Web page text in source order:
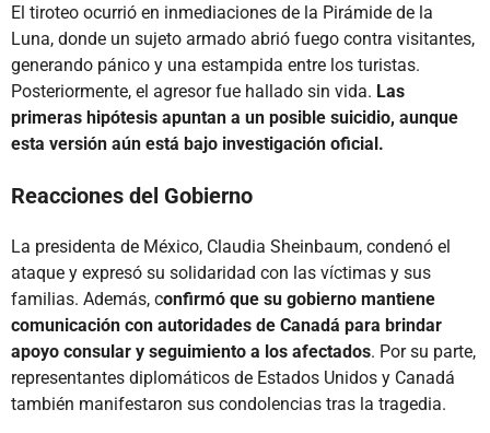
El tiroteo ocurrió en inmediaciones de la Pirámide de la
Luna, donde un sujeto armado abrió fuego contra visitantes,
generando pánico y una estampida entre los turistas.
Posteriormente, el agresor fue hallado sin vida. Las
primeras hipótesis apuntan a un posible suicidio, aunque
esta versión aún está bajo investigación oficial.
Reacciones del Gobierno
La presidenta de México, Claudia Sheinbaum, condenó el
ataque y expresó su solidaridad con las víctimas y sus
familias. Además, confirmó que su gobierno mantiene
comunicación con autoridades de Canadá para brindar
apoyo consular y seguimiento a los afectados. Por su parte,
representantes diplomáticos de Estados Unidos y Canadá
también manifestaron sus condolencias tras la tragedia.